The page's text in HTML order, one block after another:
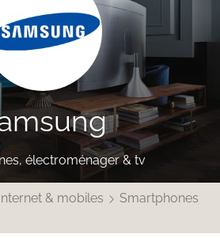
électroménager & tv
& mobiles
Smartphones